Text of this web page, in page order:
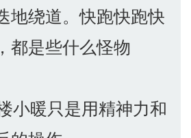
地绕道。快跑快跑快
都是些什么怪物
小暖只是用精神力和